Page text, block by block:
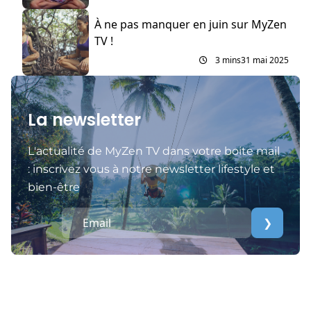
À ne pas manquer en juin sur MyZen
TV !
3 mins31 mai 2025
La newsletter
L'actualité de MyZen TV dans votre boite mail
: inscrivez vous à notre newsletter lifestyle et
bien-être
❯